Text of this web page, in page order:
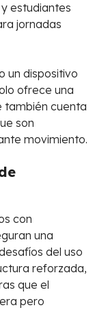
estudiantes
jornadas
un dispositivo
ofrece una
también cuenta
son
movimiento.
con
una
del uso
reforzada,
que el
pero